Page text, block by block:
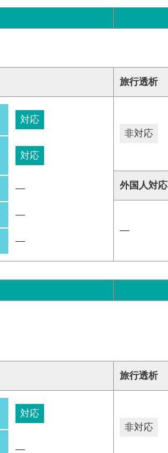
旅行透析
対応
対応
―
―
―
非対応
外国人対応
―
旅行透析
対応
―
非対応